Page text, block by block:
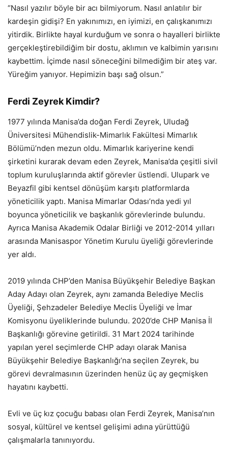
“Nasıl yazılır böyle bir acı bilmiyorum. Nasıl anlatılır bir
kardeşin gidişi? En yakınımızı, en iyimizi, en çalışkanımızı
yitirdik. Birlikte hayal kurduğum ve sonra o hayalleri birlikte
gerçekleştirebildiğim bir dostu, aklımın ve kalbimin yarısını
kaybettim. İçimde nasıl söneceğini bilmediğim bir ateş var.
Yüreğim yanıyor. Hepimizin başı sağ olsun.”
Ferdi Zeyrek Kimdir?
1977 yılında Manisa’da doğan Ferdi Zeyrek, Uludağ
Üniversitesi Mühendislik-Mimarlık Fakültesi Mimarlık
Bölümü’nden mezun oldu. Mimarlık kariyerine kendi
şirketini kurarak devam eden Zeyrek, Manisa’da çeşitli sivil
toplum kuruluşlarında aktif görevler üstlendi. Ulupark ve
Beyazfil gibi kentsel dönüşüm karşıtı platformlarda
yöneticilik yaptı. Manisa Mimarlar Odası’nda yedi yıl
boyunca yöneticilik ve başkanlık görevlerinde bulundu.
Ayrıca Manisa Akademik Odalar Birliği ve 2012-2014 yılları
arasında Manisaspor Yönetim Kurulu üyeliği görevlerinde
yer aldı.
2019 yılında CHP’den Manisa Büyükşehir Belediye Başkan
Aday Adayı olan Zeyrek, aynı zamanda Belediye Meclis
Üyeliği, Şehzadeler Belediye Meclis Üyeliği ve İmar
Komisyonu üyeliklerinde bulundu. 2020’de CHP Manisa İl
Başkanlığı görevine getirildi. 31 Mart 2024 tarihinde
yapılan yerel seçimlerde CHP adayı olarak Manisa
Büyükşehir Belediye Başkanlığı’na seçilen Zeyrek, bu
görevi devralmasının üzerinden henüz üç ay geçmişken
hayatını kaybetti.
Evli ve üç kız çocuğu babası olan Ferdi Zeyrek, Manisa’nın
sosyal, kültürel ve kentsel gelişimi adına yürüttüğü
çalışmalarla tanınıyordu.